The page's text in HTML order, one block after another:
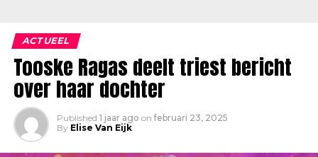
ACTUEEL
Tooske Ragas deelt triest bericht
over haar dochter
Published 1 jaar ago on februari 23, 2025
By Elise Van Eijk